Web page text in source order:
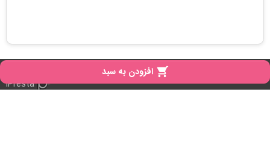
 افزودن به سبد
تمامی حقوق برای متال یدک محفوظ است
iPresta